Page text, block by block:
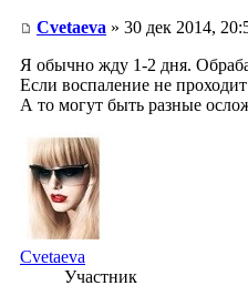
Cvetaeva » 30 дек 2014,
Я обычно жду 1-2 дня.
Если воспаление не
А то могут быть разные
Cvetaeva
Участник